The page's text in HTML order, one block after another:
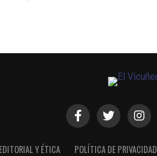
Y ÉTICA POLÍTICA DE PRIVACIDAD